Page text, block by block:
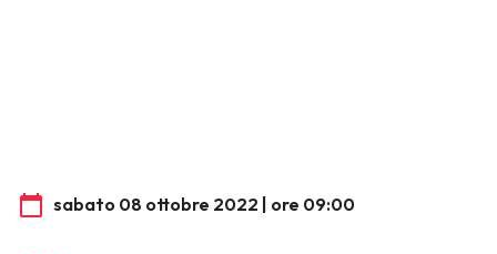
sabato 08 ottobre 2022 | ore 09:00